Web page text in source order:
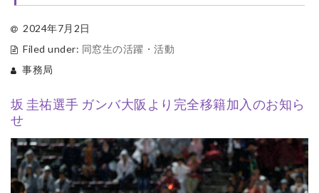
2024年7月2日
Filed under: 同窓生の活躍・活動
事務局
坂 圭祐選手 ガンバ大阪より完全移籍加入のお知ら
せ